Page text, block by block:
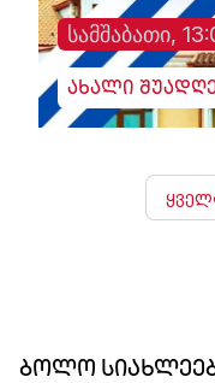
სამშაბათი,
ახალი
ბოლო